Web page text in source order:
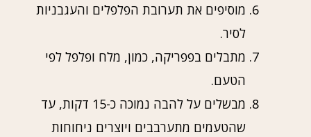
מוסיפים את תערובת הפלפלים והעגבניות
לסיר.
מתבלים בפפריקה, כמון, מלח ופלפל לפי
הטעם.
מבשלים על להבה נמוכה כ-15 דקות, עד
שהטעמים מתערבבים ויוצרים ניחוחות